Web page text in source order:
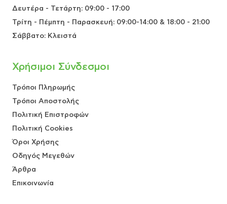
Δευτέρα - Τετάρτη: 09:00 - 17:00
Τρίτη - Πέμπτη - Παρασκευή: 09:00-14:00 & 18:00 - 21:00
Σάββατο: Κλειστά
Χρήσιμοι Σύνδεσμοι
Τρόποι Πληρωμής
Τρόποι Αποστολής
Πολιτική Επιστροφών
Πολιτική Cookies
Όροι Χρήσης
Οδηγός Μεγεθών
Άρθρα
Επικοινωνία